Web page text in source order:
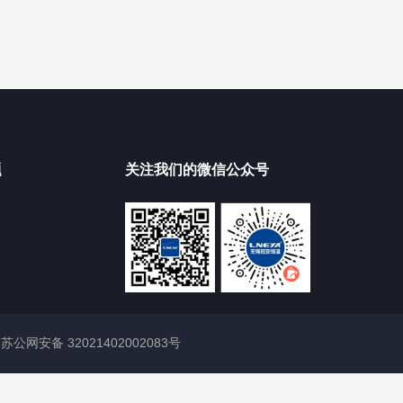
关注我们的微信公众号
苏公网安备 32021402002083号